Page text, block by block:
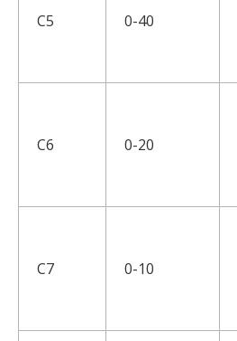
С5 0-40
С6 0-20
С7 0-10